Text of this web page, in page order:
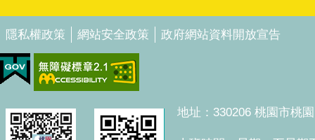
隱私權政策 網站安全政策 政府網站資料開放宣告
地址：330206 桃園市桃